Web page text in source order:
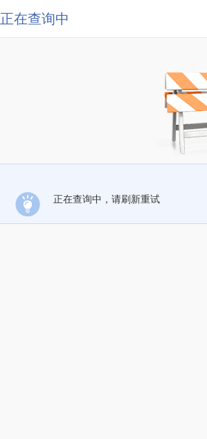
正在查询中
正在查询中，请刷新重试